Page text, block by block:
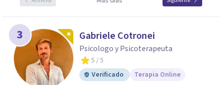
3 Gabriele Cotronei
Psicologo y Psicoterapeuta
5 / 5
Verificado
Terapia Online